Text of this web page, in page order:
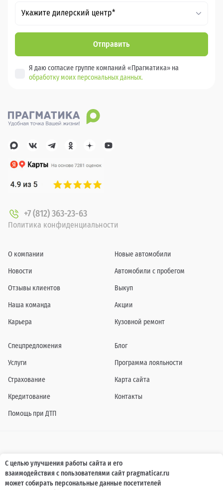
Укажите дилерский центр*
Отправить
Я даю согласие группе компаний «Прагматика» на
обработку моих персональных данных.
+7 (812) 363-23-63
Политика конфиденциальности
О компании
Новости
Отзывы клиентов
Наша команда
Карьера
Новые автомобили
Автомобили с пробегом
Выкуп
Акции
Кузовной ремонт
Спецпредложения
Услуги
Страхование
Кредитование
Помощь при ДТП
Блог
Программа лояльности
Карта сайта
Контакты
Информация о технических характеристиках, составе комплектаций, цветовой
гамме и стоимости автомобилей, а также действующих акциях, сроках и условиях
их проведения, указанных на сайте www.pragmaticar.ru, носит информационный
характер и ни при каких условиях не является публичной офертой,
определяемой положениями пунктом 2 статьи 437 Гражданского кодекса
С целью улучшения работы сайта и его
взаимодействия с пользователями сайт pragmaticar.ru
может собирать персональные данные посетителей